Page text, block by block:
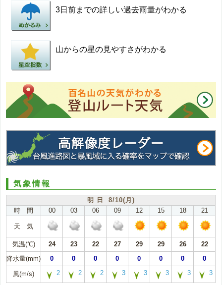
3日前までの詳しい過去雨量がわかる
山からの星の見やすさがわかる
気象情報
明 日 8/10(月)
時 間
00 03 06 09 12 15 18 21
天 気
気温(℃) 24 23 22 27 29 29 26
22
降水量(mm)
0 0 0 0 0 0 0 0
風(m/s) 2 2 2 3 3 3 3 3